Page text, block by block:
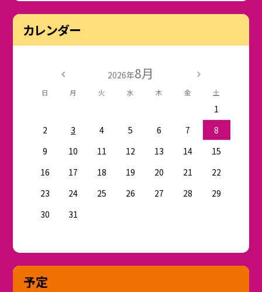
カレンダー
2026年8月
日 月 火 水 木 金 土
1
2
3 4 5 6 7
8
9
10 11 12 13 14
15
16
17 18 19 20 21
22
23
24 25 26 27 28
29
30
31
予定